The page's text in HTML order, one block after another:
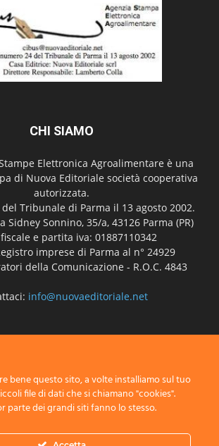
CHI SIAMO
Elettronica Agroalimentare è una
di Nuova Editoriale società cooperativa
autorizzata.
Tribunale di Parma il 13 agosto 2002.
Sidney Sonnino, 35/a, 43126 Parma (PR)
e partita iva: 01887110342
imprese di Parma al n° 24929
della Comunicazione - R.O.C. 4843
info@nuovaeditoriale.net
Privacy Advertisement
bene questo sito, a volte installiamo sul tuo
file di dati che si chiamano "cookies".
parte dei grandi siti fanno lo stesso.